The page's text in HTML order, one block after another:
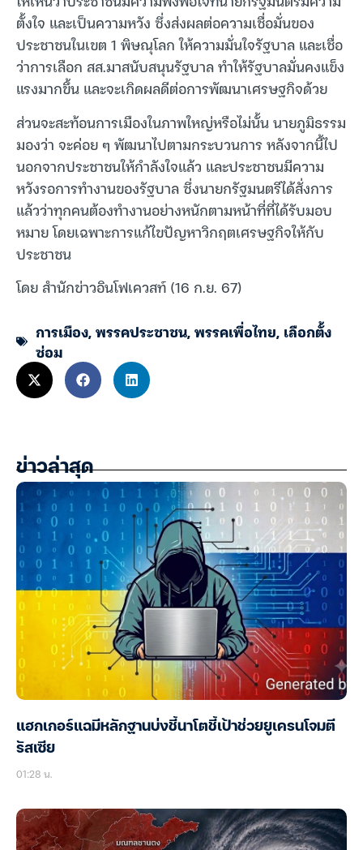
ตั้งใจ และเป็นความหวัง ซึ่งส่งผลต่อความเชื่อมั่นของ
ประชาชนในเขต 1 พิษณุโลก ให้ความมั่นใจรัฐบาล และเชื่อ
ว่าการเลือก สส.มาสนับสนุนรัฐบาล ทำให้รัฐบาลมั่นคงแข็ง
แรงมากขึ้น และจะเกิดผลดีต่อการพัฒนาเศรษฐกิจด้วย
ส่วนจะสะท้อนการเมืองในภาพใหญ่หรือไม่นั้น นายภูมิธรรม
มองว่า จะค่อย ๆ พัฒนาไปตามกระบวนการ หลังจากนี้ไป
นอกจากประชาชนให้กำลังใจแล้ว และประชาชนมีความ
หวังรอการทำงานของรัฐบาล ซึ่งนายกรัฐมนตรีได้สั่งการ
แล้วว่าทุกคนต้องทำงานอย่างหนักตามหน้าที่ที่ได้รับมอบ
หมาย โดยเฉพาะการแก้ไขปัญหาวิกฤตเศรษฐกิจให้กับ
ประชาชน
โดย สำนักข่าวอินโฟเควสท์ (16 ก.ย. 67)
การเมือง,พรรคประชาชน,พรรคเพื่อไทย, เลือกตั้ง
ซ่อม
ข่าวล่าสุด
แฮกเกอร์แฉมีหลักฐานบ่งชี้นาโตชี้เป้าช่วยยูเครนโจมตี
รัสเซีย
01:28 น.